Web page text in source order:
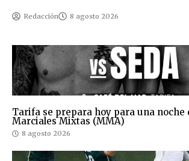
Redacción 8 agosto 2026
Tarifa se prepara hoy para una noche
Marciales Mixtas (MMA)
8 agosto 2026